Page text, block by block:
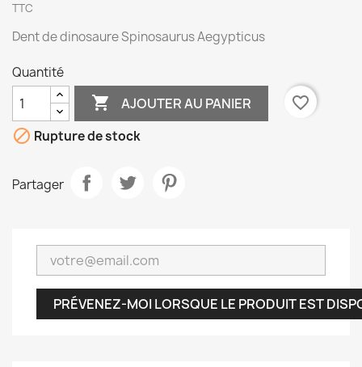
TTC
Dent de dinosaure Spinosaurus Aegypticus
Quantité
 AJOUTER AU PANIER
favorite_border
 Rupture de stock
Partager
PRÉVENEZ-MOI LORSQUE LE PRODUIT EST